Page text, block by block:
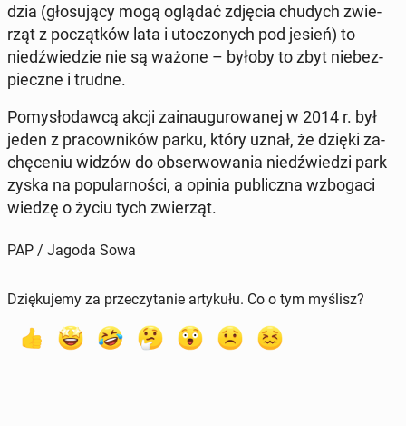
dzia (gło­su­ją­cy mogą oglądać zdjęcia chudych zwie­
rząt z po­cząt­ków lata i uto­czo­nych pod jesień) to
niedź­wie­dzie nie są ważone – byłoby to zbyt nie­bez­
piecz­ne i trudne.
Po­my­sło­daw­cą akcji za­in­au­gu­ro­wa­nej w 2014 r. był
jeden z pra­cow­ni­ków parku, który uznał, że dzięki za­
chę­ce­niu widzów do ob­ser­wo­wa­nia niedź­wie­dzi park
zyska na po­pu­lar­no­ści, a opinia pu­blicz­na wzbo­ga­ci
wiedzę o życiu tych zwie­rząt.
PAP / Jagoda Sowa
Dziękujemy za przeczytanie artykułu. Co o tym myślisz?